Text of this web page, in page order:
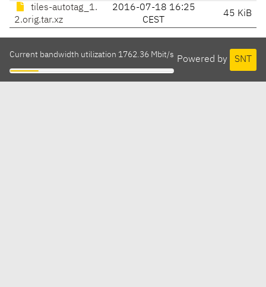
tiles-autotag_1.
2.orig.tar.xz
2016-07-18 16:25
CEST
45 KiB
Powered by SNT
Current bandwidth utilization 1762.36 Mbit/s